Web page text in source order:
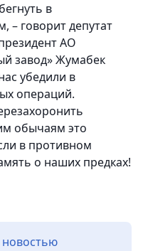
в
– говорит депутат
АО
завод» Жумабек
убедили в
операций.
обычаям это
в противном
о наших предках!
новостью